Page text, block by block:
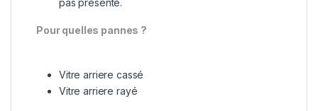
Pour quelles pannes ?
Vitre arriere cassé
Vitre arriere rayé